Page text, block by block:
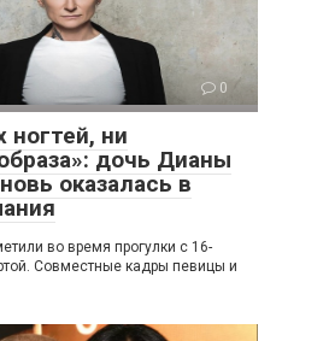
0
ни
дочь Дианы
оказалась в
во время прогулки с 16-
Совместные кадры певицы и